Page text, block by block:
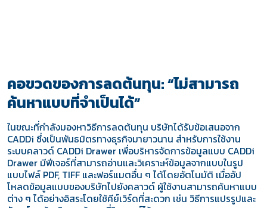
คอขวดของการลดต้นทุน: “ไม่สามารถ
ค้นหาแบบที่จำเป็นได้”
ในขณะที่กำลังมองหาวิธีการลดต้นทุน บริษัทได้รับข้อเสนอจาก
CADDi ซึ่งเป็นพันธมิตรทางธุรกิจมายาวนาน สำหรับการใช้งาน
ระบบคลาวด์ CADDi Drawer เพื่อบริหารจัดการข้อมูลแบบ CADDi
Drawer มีฟีเจอร์ที่สามารถอ่านและวิเคราะห์ข้อมูลจากแบบในรูป
แบบไฟล์ PDF, TIFF และฟอร์แมตอื่น ๆ ได้โดยอัตโนมัติ เมื่ออัป
โหลดข้อมูลแบบของบริษัทไปยังคลาวด์ ผู้ใช้งานสามารถค้นหาแบบ
ต่าง ๆ ได้อย่างอิสระโดยใช้คีย์เวิร์ดที่สะดวก เช่น วิธีการแปรรูปและ